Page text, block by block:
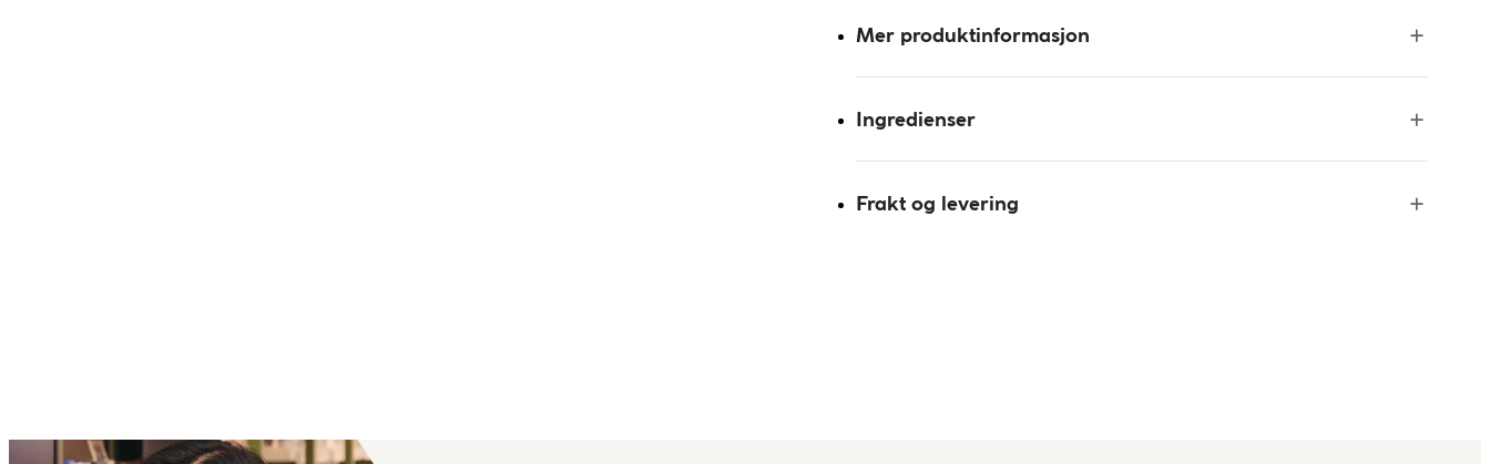
Mer produktinformasjon
Ingredienser
Frakt og levering